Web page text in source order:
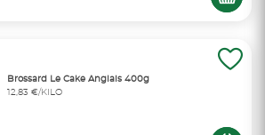
Brossard Le Cake Anglais 400g
12,83 €/KILO